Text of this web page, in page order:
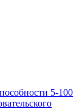
5-100